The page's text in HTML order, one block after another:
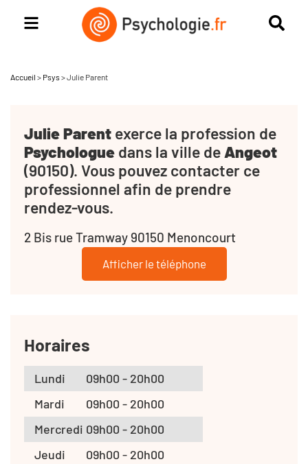
Accueil > Psys >Julie Parent
Julie Parent exerce la profession de
Psychologue dans la ville deAngeot
(90150). Vous pouvez contacter ce
professionnel afin de prendre
rendez-vous.
2 Bis rue Tramway 90150 Menoncourt
Afficher le téléphone
Horaires
Lundi
09h00 - 20h00
Mardi
09h00 - 20h00
Mercredi 09h00 - 20h00
Jeudi
09h00 - 20h00